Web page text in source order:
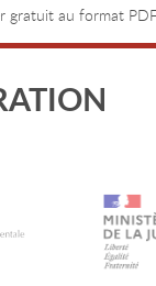
gratuit au format